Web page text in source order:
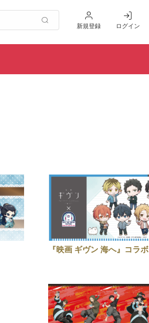
新規登録 ログイン
『映画 ギヴン 海へ』コラボ